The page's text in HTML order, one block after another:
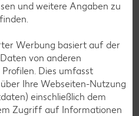
und weitere Angaben zu
Werbung basiert auf der
von anderen
Dies umfasst
Ihre Webseiten-Nutzung
einschließlich dem
Zugriff auf Informationen